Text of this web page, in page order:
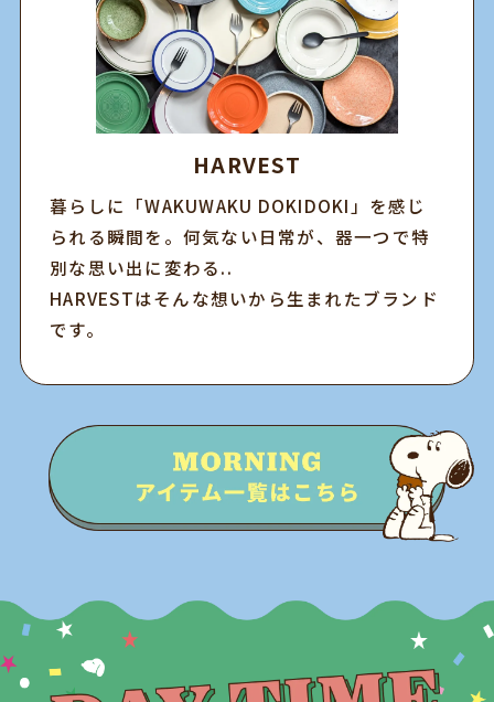
HARVEST
暮らしに「WAKUWAKU DOKIDOKI」を感じ
られる瞬間を。何気ない日常が、器一つで特
別な思い出に変わる..
HARVESTはそんな想いから生まれたブランド
です。